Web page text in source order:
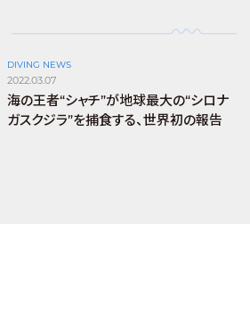
DIVING NEWS
2022.03.07
海の王者“シャチ”が地球最大の“シロナ
ガスクジラ”を捕食する、世界初の報告